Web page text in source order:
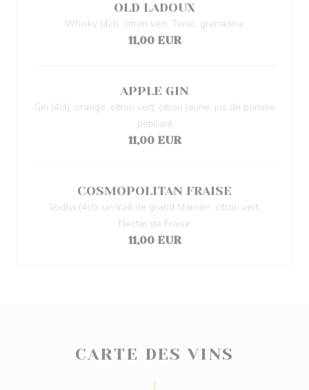
OLD LADOUX
Whisky (4cl), citron vert, Tonic, grenadine
11,00 EUR
APPLE GIN
Gin (4cl), orange, citron vert, citron jaune, jus de pomme
pétillant
11,00 EUR
COSMOPOLITAN FRAISE
Vodka (4cl), un trait de grand Marnier, citron vert,
Nectar de Fraise
11,00 EUR
CARTE DES VINS